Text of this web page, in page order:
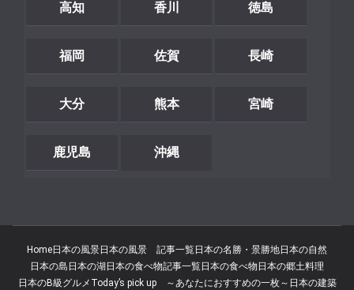
高知 香川 徳島
福岡 佐賀 長崎
大分 熊本 宮崎
鹿児島 沖縄
Home日本の風景日本の風景 記事一覧日本の名勝・景勝地日本の自然
日本の島 日本の湖 日本の食べ物記事一覧日本の食べ物 日本の郷土料理
日本のB級グルメ Today’s pick up ～あなたにおすすめの一枚～ 日本の建築